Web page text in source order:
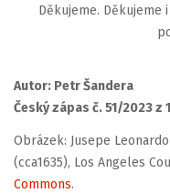
Děkujeme. Děkujeme
Autor: Petr Šandera
Český zápas č. 51/2023 z
Obrázek: Jusepe
(cca1635), Los Angeles
Commons.